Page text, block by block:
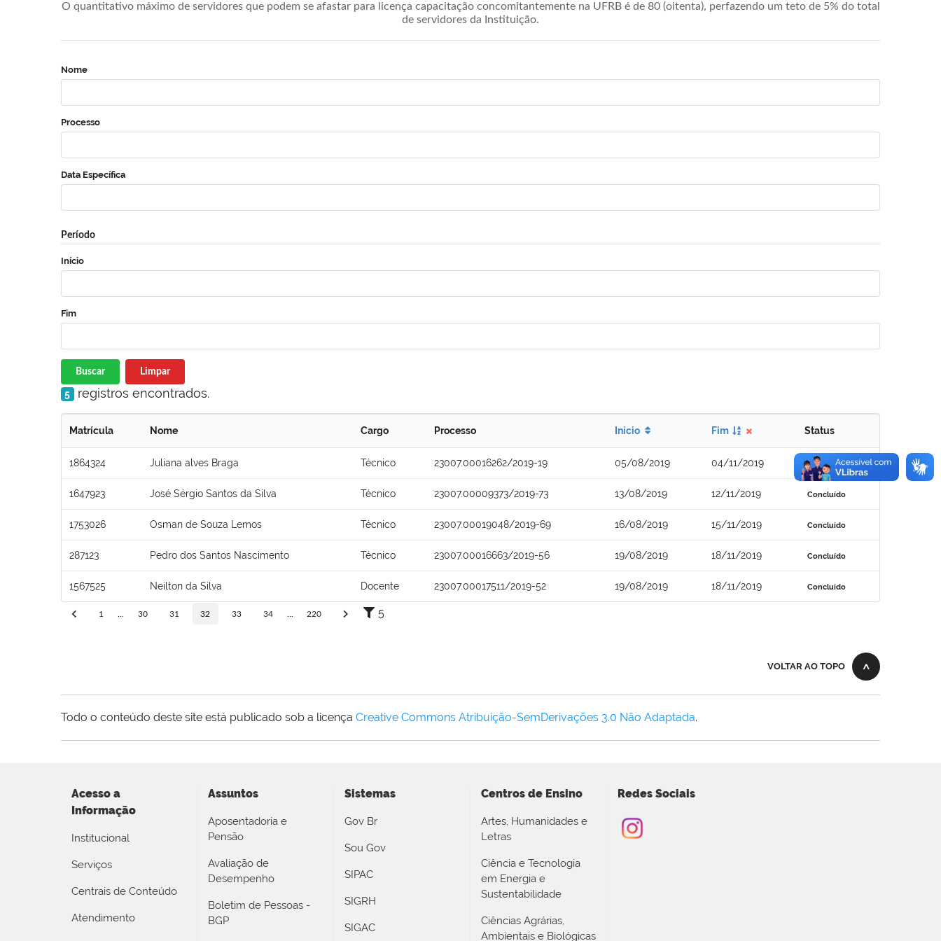
O quantitativo máximo de servidores que podem se afastar para licença capacitação concomitantemente na UFRB é de 80 (oitenta), perfazendo um teto de 5% do total
de servidores da Instituição.
Nome
Processo
Data Específica
Período
Início
Fim
Buscar Limpar
5 registros encontrados.
Matrícula Nome Cargo Processo Início Fim Status
1864324 Juliana alves Braga Técnico 23007.00016262/2019-19 05/08/2019 04/11/2019 Concluído
1647923 José Sérgio Santos da Silva Técnico 23007.00009373/2019-73 13/08/2019 12/11/2019 Concluído
1753026 Osman de Souza Lemos Técnico 23007.00019048/2019-69 16/08/2019 15/11/2019 Concluído
287123 Pedro dos Santos Nascimento Técnico 23007.00016663/2019-56 19/08/2019 18/11/2019 Concluído
1567525 Neilton da Silva Docente 23007.00017511/2019-52 19/08/2019 18/11/2019 Concluído
1 30 31 32 33 34 220 5
VOLTAR AO TOPO
Todo o conteúdo deste site está publicado sob a licença Creative Commons Atribuição-SemDerivações 3.0 Não Adaptada.
Acesso a
Informação
Institucional
Serviços
Centrais de Conteúdo
Atendimento
Assuntos
Aposentadoria e
Pensão
Avaliação de
Desempenho
Boletim de Pessoas -
BGP
Sistemas
Gov Br
Sou Gov
SIPAC
SIGRH
SIGAC
Centros de Ensino
Artes, Humanidades e
Letras
Ciência e Tecnologia
em Energia e
Sustentabilidade
Ciências Agrárias,
Ambientais e Biológicas
Redes Sociais